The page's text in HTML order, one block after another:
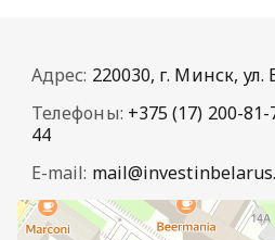
Адрес: 220030, г. Минск, ул.
Телефоны: +375 (17) 200-81-
44
E-mail: